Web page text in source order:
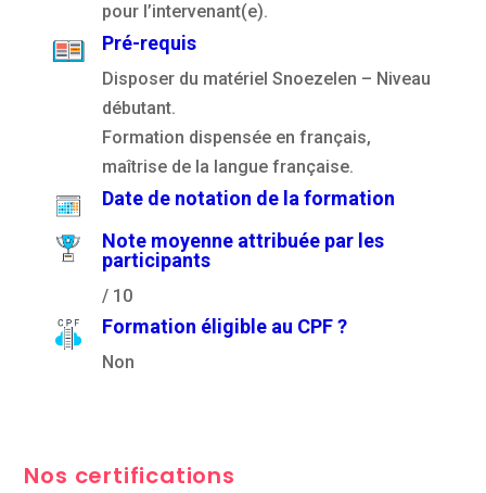
pour l’intervenant(e).
Pré-requis
Disposer du matériel Snoezelen – Niveau
débutant.
Formation dispensée en français,
maîtrise de la langue française.
Date de notation de la formation
Note moyenne attribuée par les
participants
/ 10
Formation éligible au CPF ?
Non
Nos certifications